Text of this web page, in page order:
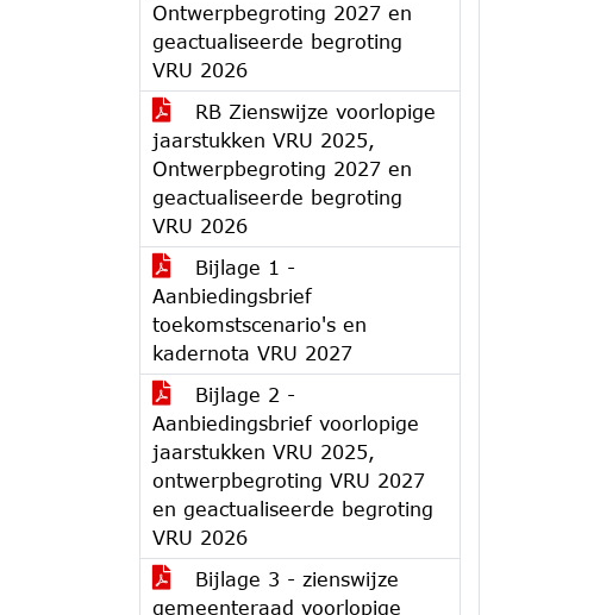
Ontwerpbegroting 2027 en
geactualiseerde begroting
VRU 2026
RB Zienswijze voorlopige
jaarstukken VRU 2025,
Ontwerpbegroting 2027 en
geactualiseerde begroting
VRU 2026
Bijlage 1 -
Aanbiedingsbrief
toekomstscenario's en
kadernota VRU 2027
Bijlage 2 -
Aanbiedingsbrief voorlopige
jaarstukken VRU 2025,
ontwerpbegroting VRU 2027
en geactualiseerde begroting
VRU 2026
Bijlage 3 - zienswijze
gemeenteraad voorlopige